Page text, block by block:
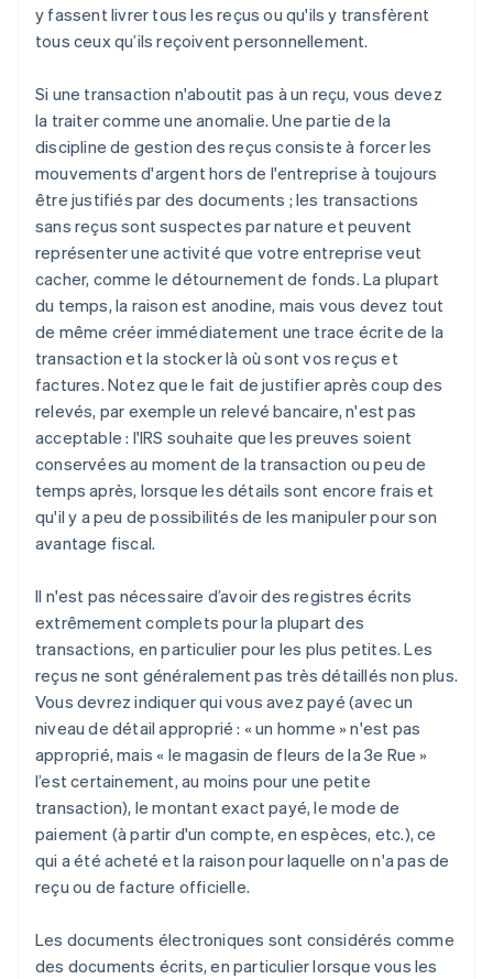
y fassent livrer tous les reçus ou qu'ils y transfèrent
tous ceux qu’ils reçoivent personnellement.
Si une transaction n'aboutit pas à un reçu, vous devez
la traiter comme une anomalie. Une partie de la
discipline de gestion des reçus consiste à forcer les
mouvements d'argent hors de l'entreprise à toujours
être justifiés par des documents ; les transactions
sans reçus sont suspectes par nature et peuvent
représenter une activité que votre entreprise veut
cacher, comme le détournement de fonds. La plupart
du temps, la raison est anodine, mais vous devez tout
de même créer immédiatement une trace écrite de la
transaction et la stocker là où sont vos reçus et
factures. Notez que le fait de justifier après coup des
relevés, par exemple un relevé bancaire, n'est pas
acceptable : l'IRS souhaite que les preuves soient
conservées au moment de la transaction ou peu de
temps après, lorsque les détails sont encore frais et
qu'il y a peu de possibilités de les manipuler pour son
avantage fiscal.
Il n'est pas nécessaire d’avoir des registres écrits
extrêmement complets pour la plupart des
transactions, en particulier pour les plus petites. Les
reçus ne sont généralement pas très détaillés non plus.
Vous devrez indiquer qui vous avez payé (avec un
niveau de détail approprié : « un homme » n'est pas
approprié, mais « le magasin de fleurs de la 3e Rue »
l’est certainement, au moins pour une petite
transaction), le montant exact payé, le mode de
paiement (à partir d'un compte, en espèces, etc.), ce
qui a été acheté et la raison pour laquelle on n'a pas de
reçu ou de facture officielle.
Les documents électroniques sont considérés comme
des documents écrits, en particulier lorsque vous les